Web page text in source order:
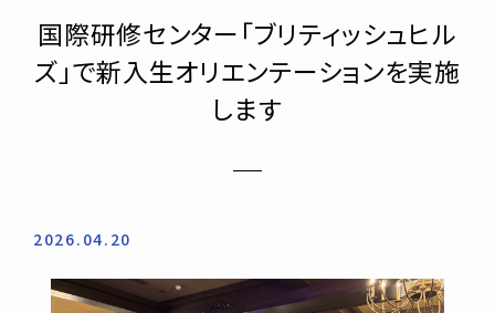
国際研修センター「ブリティッシュヒル
ズ」で新入生オリエンテーションを実施
します
2026.04.20